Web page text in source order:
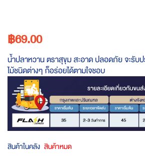
฿69.00
น้ำปลาหวาน ตราสุขุม สะอาด ปลอดภัย จะรับ
ไม้ชนิดต่างๆ ก็อร่อยได้ตามใจชอบ
สินค้าในคลัง สินค้าหมด